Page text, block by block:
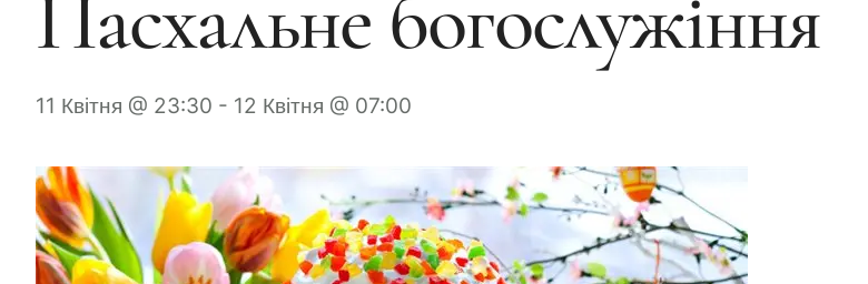
Пасхальне богослужіння
11 Квітня @ 23:30 - 12 Квітня @ 07:00